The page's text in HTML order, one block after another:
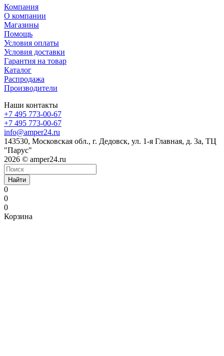
Компания
О компании
Магазины
Помощь
Условия оплаты
Условия доставки
Гарантия на товар
Каталог
Распродажа
Производители
Наши контакты
+7 495 773-00-67
+7 495 773-00-67
info@amper24.ru
143530, Московская обл., г. Дедовск, ул. 1-я Главная, д. 3а, ТЦ
"Парус"
2026 © amper24.ru
Найти
0
0
0
Корзина